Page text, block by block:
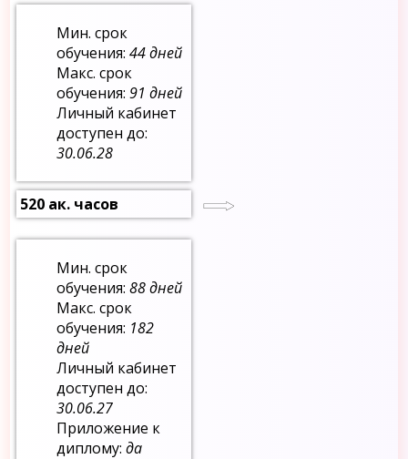
Мин. срок
обучения:44 дней
Макс. срок
обучения:91 дней
Личный кабинет
доступен до:
30.06.28
520 ак. часов
Мин. срок
обучения:88 дней
Макс. срок
обучения: 182
дней
Личный кабинет
доступен до:
30.06.27
Приложение к
диплому:да